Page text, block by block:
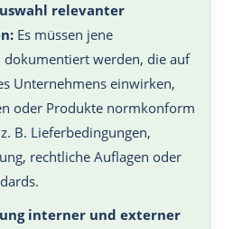
relevanter
Es müssen jene
werden, die auf
Unternehmens einwirken,
oder Produkte normkonform
B. Lieferbedingungen,
rechtliche Auflagen oder
interner und externer